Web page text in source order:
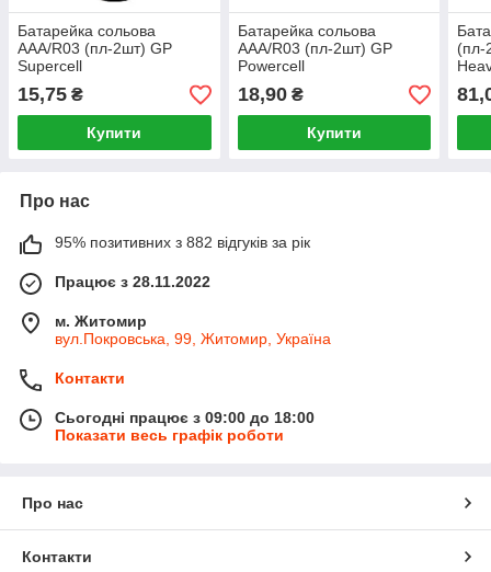
Батарейка сольова
AAA/R03 (пл-2шт) GP
Supercell
15,75 ₴
Купити
Батарейка сольова
AAA/R03 (пл-2шт) GP
Powercell
18,90₴
Купити
(пл-
Про нас
95% позитивних з 882 відгуків за рік
Працює з 28.11.2022
м. Житомир
вул.Покровська, 99, Житомир, Україна
Контакти
Сьогодні працює з 09:00 до 18:00
Показати весь графік роботи
Про нас
Контакти